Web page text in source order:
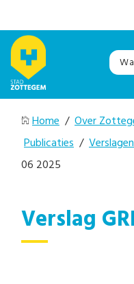
Home / Over
Publicaties /
06 2025
Verslag